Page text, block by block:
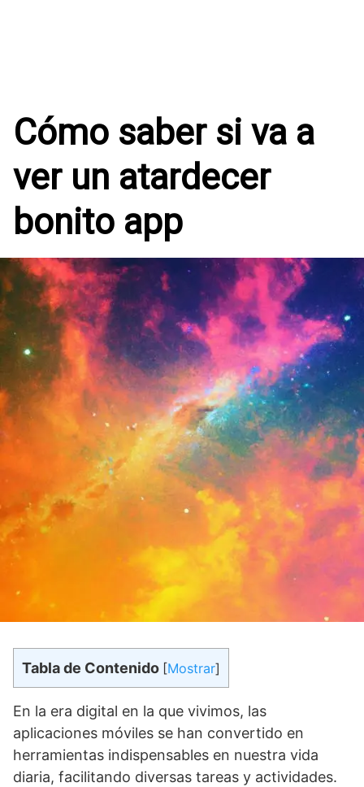
Cómo saber si va a
ver un atardecer
bonito app
Tabla de Contenido [Mostrar]
En la era digital en la que vivimos, las
aplicaciones móviles se han convertido en
herramientas indispensables en nuestra vida
diaria,⁤ facilitando ⁤diversas tareas ‌y⁤ actividades.